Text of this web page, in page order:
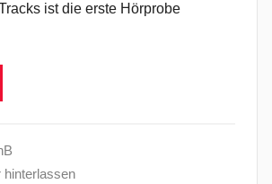
ist die erste Hörprobe
hinterlassen